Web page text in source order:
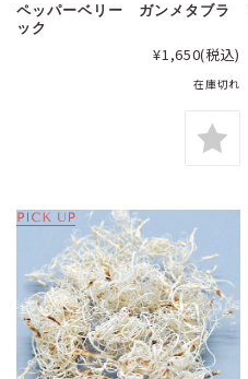
ペッパーベリー ガンメタブラ
ック
¥1,650(税込)
在庫切れ